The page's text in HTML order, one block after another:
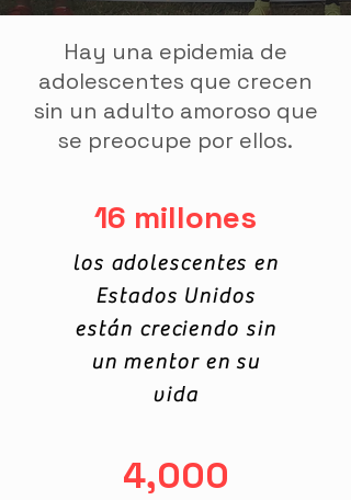
Hay una epidemia de
adolescentes que crecen
sin un adulto amoroso que
se preocupe por ellos.
16 millones
los adolescentes en
Estados Unidos
están creciendo sin
un mentor en su
vida
4,000